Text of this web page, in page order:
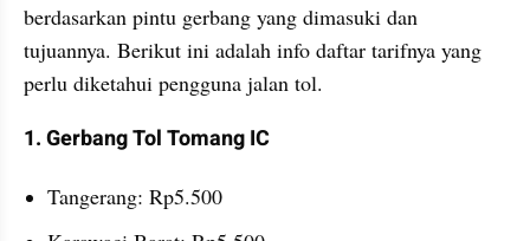
berdasarkan pintu gerbang yang dimasuki dan
tujuannya. Berikut ini adalah info daftar tarifnya yang
perlu diketahui pengguna jalan tol.
1. Gerbang Tol Tomang IC
Tangerang: Rp5.500